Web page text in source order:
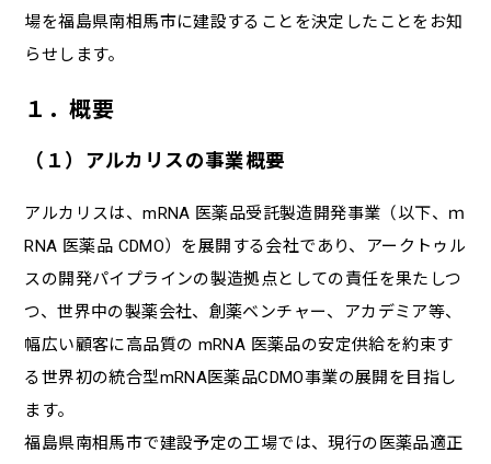
場を福島県南相馬市に建設することを決定したことをお知
らせします。
１．概要
（１）アルカリスの事業概要
アルカリスは、mRNA 医薬品受託製造開発事業（以下、ｍ
RNA 医薬品 CDMO）を展開する会社であり、アークトゥル
スの開発パイプラインの製造拠点としての責任を果たしつ
つ、世界中の製薬会社、創薬ベンチャー、アカデミア等、
幅広い顧客に高品質の mRNA 医薬品の安定供給を約束す
る世界初の統合型mRNA医薬品CDMO事業の展開を目指し
ます。
福島県南相馬市で建設予定の工場では、現行の医薬品適正